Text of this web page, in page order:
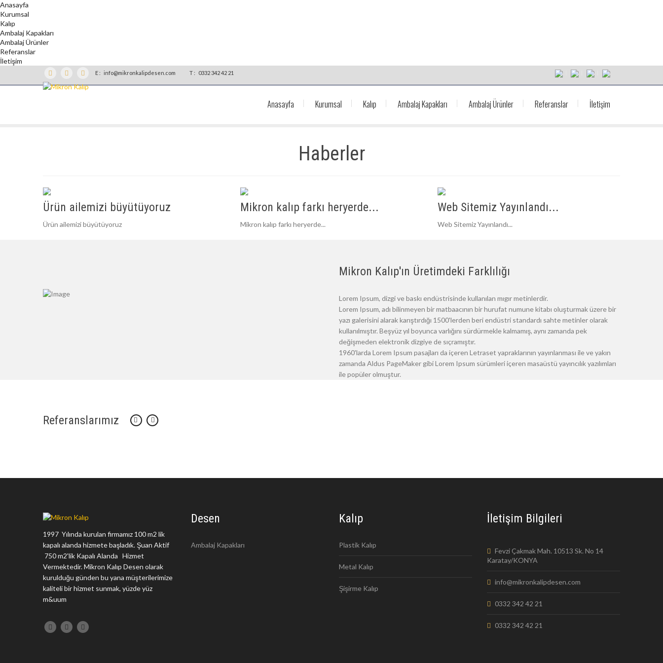
Anasayfa
Kurumsal
Kalıp
Ambalaj Kapakları
Ambalaj Ürünler
Referanslar
İletişim
E : info@mikronkalipdesen.com T : 0332 342 42 21
Anasayfa Kurumsal Kalıp Ambalaj Kapakları Ambalaj Ürünler Referanslar İletişim
Haberler
Ürün ailemizi büyütüyoruz
Ürün ailemizi büyütüyoruz
Mikron kalıp farkı heryerde...
Mikron kalıp farkı heryerde...
Web Sitemiz Yayınlandı...
Web Sitemiz Yayınlandı...
Mikron Kalıp'ın Üretimdeki Farklılığı
Lorem Ipsum, dizgi ve baskı endüstrisinde kullanılan mıgır metinlerdir.
Lorem Ipsum, adı bilinmeyen bir matbaacının bir hurufat numune kitabı oluşturmak üzere bir
yazı galerisini alarak karıştırdığı 1500'lerden beri endüstri standardı sahte metinler olarak
kullanılmıştır. Beşyüz yıl boyunca varlığını sürdürmekle kalmamış, aynı zamanda pek
değişmeden elektronik dizgiye de sıçramıştır.
1960'larda Lorem Ipsum pasajları da içeren Letraset yapraklarının yayınlanması ile ve yakın
zamanda Aldus PageMaker gibi Lorem Ipsum sürümleri içeren masaüstü yayıncılık yazılımları
ile popüler olmuştur.
Referanslarımız
1997 Yılında kurulan firmamız 100 m2 lik
kapalı alanda hizmete başladık. Şuan Aktif
750 m2'lik Kapalı Alanda Hizmet
Vermektedir. Mikron Kalıp Desen olarak
kurulduğu günden bu yana müşterilerimize
kaliteli bir hizmet sunmak, yüzde yüz
m&uum
Desen
Ambalaj Kapakları
Kalıp
Plastik Kalıp
Metal Kalıp
Şişirme Kalıp
İletişim Bilgileri
Fevzi Çakmak Mah. 10513 Sk. No 14
Karatay/KONYA
info@mikronkalipdesen.com
0332 342 42 21
0332 342 42 21